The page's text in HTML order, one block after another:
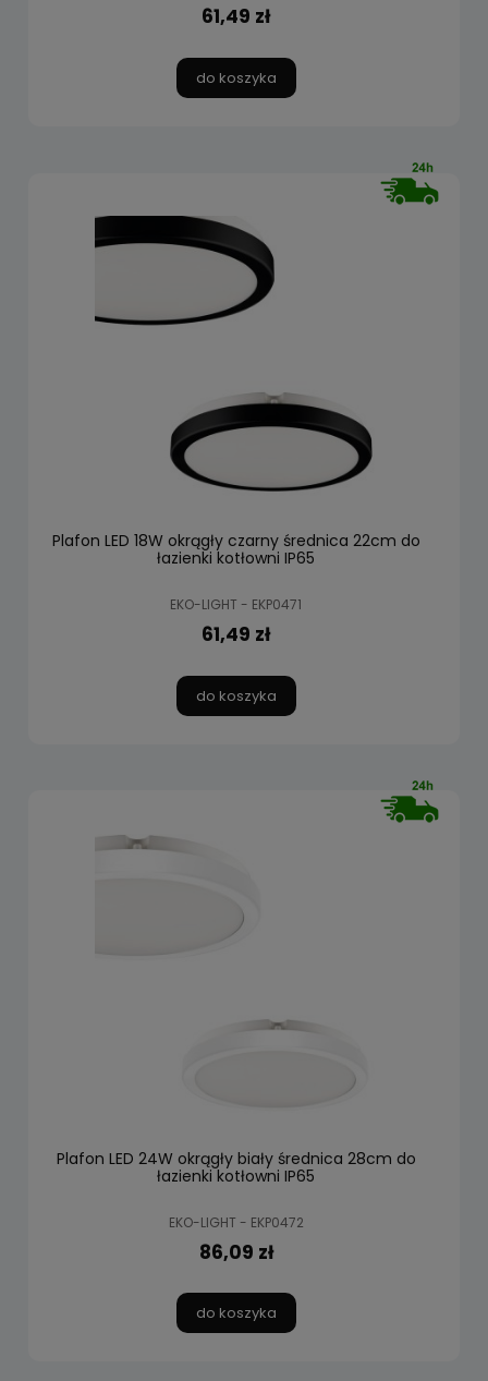
61,49 zł
do koszyka
Plafon LED 18W okrągły czarny średnica 22cm do
łazienki kotłowni IP65
EKO-LIGHT - EKP0471
61,49 zł
do koszyka
Plafon LED 24W okrągły biały średnica 28cm do
łazienki kotłowni IP65
EKO-LIGHT - EKP0472
86,09 zł
do koszyka